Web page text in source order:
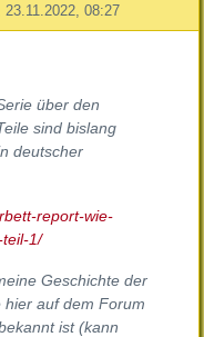
08:27
über den
sind bislang
deutscher
report-wie-
1/
Geschichte der
auf dem Forum
ist (kann